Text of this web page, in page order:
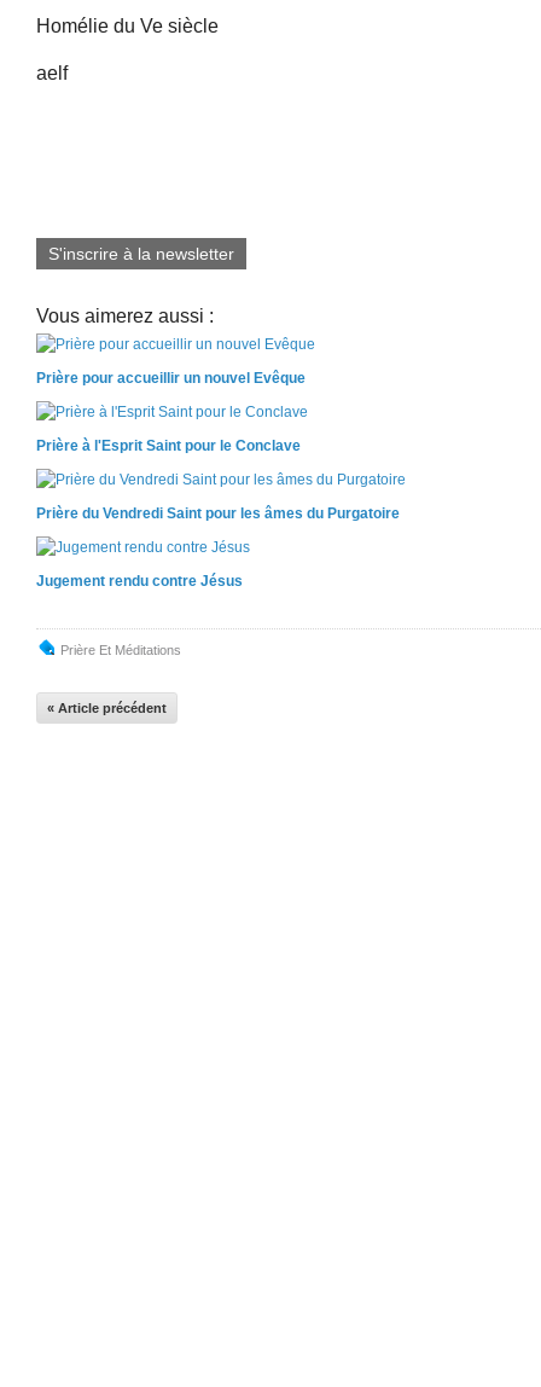
Homélie du Ve siècle
aelf
S'inscrire à la newsletter
Vous aimerez aussi :
Prière pour accueillir un nouvel Evêque
Prière à l'Esprit Saint pour le Conclave
Prière du Vendredi Saint pour les âmes du Purgatoire
Jugement rendu contre Jésus
Prière Et Méditations
« Article précédent